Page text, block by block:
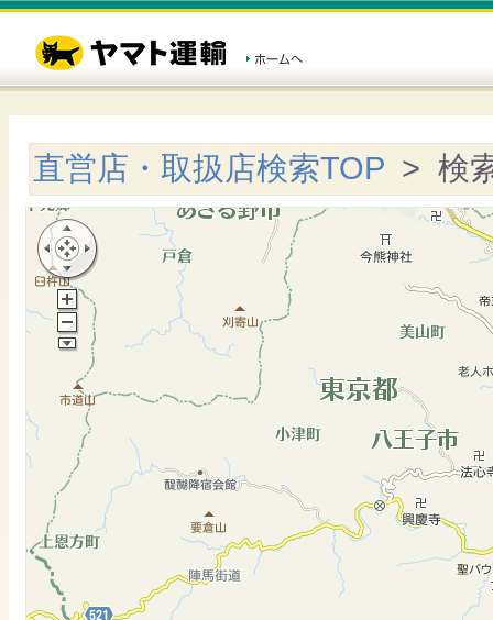
直営店・取扱店検索TOP > 検